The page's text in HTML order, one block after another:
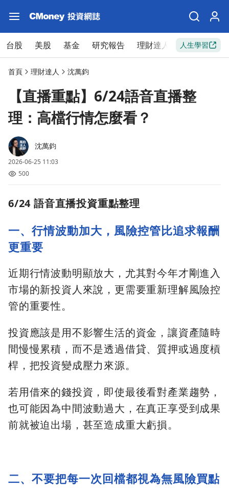
台股 美股 基金 研究報告 理財達人 新手入門
人生學習
首頁 理財達人 沈萬鈞
【直播重點】6/24語音直播整
理：高檔行情怎麼看？
沈萬鈞
2026-06-25 11:03
500
6/24 語音直播投資重點整理
一、行情波動加大，風險控管比追求報酬
更重要
近期行情波動明顯放大，尤其對今年才剛進入
市場的新投資人來說，更需要重新理解風險控
管的重要性。
投資應該是用不影響生活的資金，讓資產隨時
間慢慢累積，而不是透過借貸、質押或過度槓
桿，把投資變成壓力來源。
若用借來的錢投資，即使最後看對產業趨勢，
也可能因為中間波動過大，在真正享受到成果
前就被迫出場，甚至造成重大虧損。
二、不要把每一次回檔都視為無風險買點